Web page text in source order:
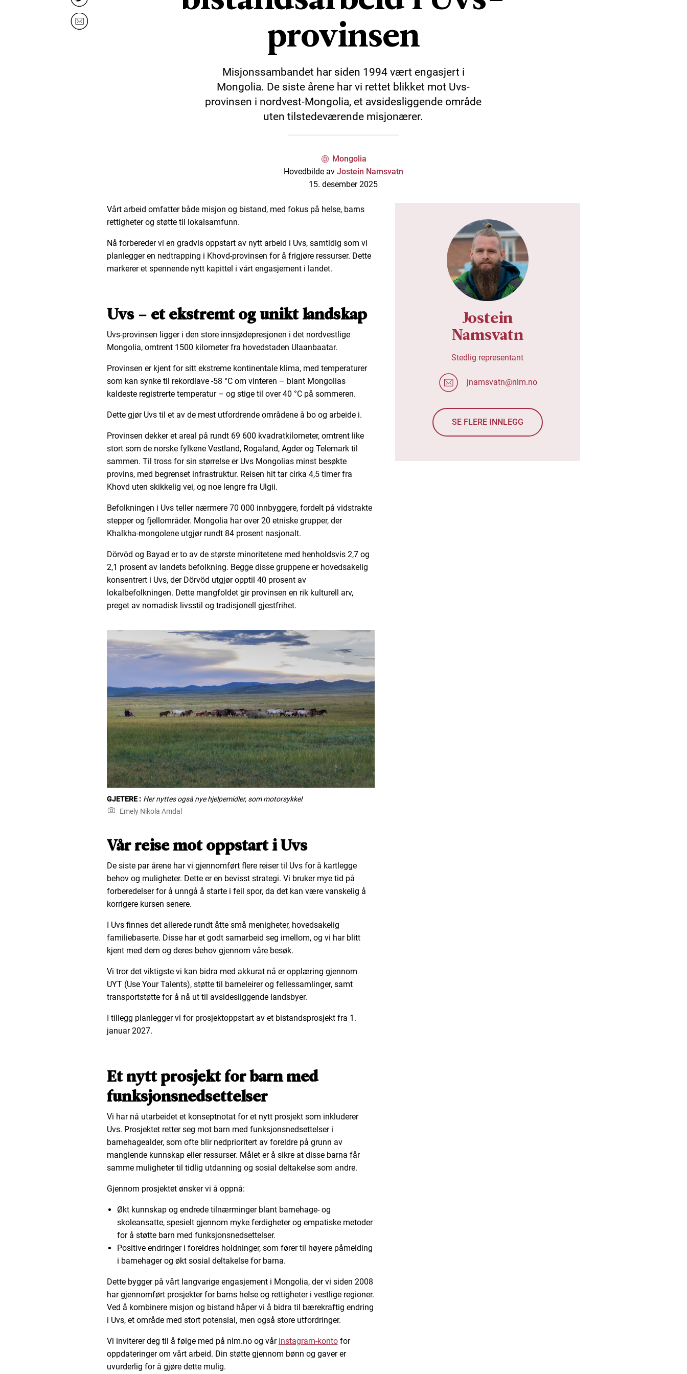
provinsen
Misjonssambandet har siden 1994 vært engasjert i
Mongolia. De siste årene har vi rettet blikket mot Uvs-
provinsen i nordvest-Mongolia, et avsidesliggende område
uten tilstedeværende misjonærer.
Mongolia
Hovedbilde av Jostein Namsvatn
15. desember 2025
Vårt arbeid omfatter både misjon og bistand, med fokus på helse, barns
rettigheter og støtte til lokalsamfunn.
Nå forbereder vi en gradvis oppstart av nytt arbeid i Uvs, samtidig som vi
planlegger en nedtrapping i Khovd-provinsen for å frigjøre ressurser. Dette
markerer et spennende nytt kapittel i vårt engasjement i landet.
Uvs – et ekstremt og unikt landskap
Uvs-provinsen ligger i den store innsjødepresjonen i det nordvestlige
Mongolia, omtrent 1500 kilometer fra hovedstaden Ulaanbaatar.
Provinsen er kjent for sitt ekstreme kontinentale klima, med temperaturer
som kan synke til rekordlave -58 °C om vinteren – blant Mongolias
kaldeste registrerte temperatur – og stige til over 40 °C på sommeren.
Dette gjør Uvs til et av de mest utfordrende områdene å bo og arbeide i.
Provinsen dekker et areal på rundt 69 600 kvadratkilometer, omtrent like
stort som de norske fylkene Vestland, Rogaland, Agder og Telemark til
sammen. Til tross for sin størrelse er Uvs Mongolias minst besøkte
provins, med begrenset infrastruktur. Reisen hit tar cirka 4,5 timer fra
Khovd uten skikkelig vei, og noe lengre fra Ulgii.
Befolkningen i Uvs teller nærmere 70 000 innbyggere, fordelt på vidstrakte
stepper og fjellområder. Mongolia har over 20 etniske grupper, der
Khalkha-mongolene utgjør rundt 84 prosent nasjonalt.
Dörvöd og Bayad er to av de største minoritetene med henholdsvis 2,7 og
2,1 prosent av landets befolkning. Begge disse gruppene er hovedsakelig
konsentrert i Uvs, der Dörvöd utgjør opptil 40 prosent av
lokalbefolkningen. Dette mangfoldet gir provinsen en rik kulturell arv,
preget av nomadisk livsstil og tradisjonell gjestfrihet.
GJETERE : Her nyttes også nye hjelpemidler, som motorsykkel
Emely Nikola Amdal
Vår reise mot oppstart i Uvs
De siste par årene har vi gjennomført flere reiser til Uvs for å kartlegge
behov og muligheter. Dette er en bevisst strategi. Vi bruker mye tid på
forberedelser for å unngå å starte i feil spor, da det kan være vanskelig å
korrigere kursen senere.
I Uvs finnes det allerede rundt åtte små menigheter, hovedsakelig
familiebaserte. Disse har et godt samarbeid seg imellom, og vi har blitt
kjent med dem og deres behov gjennom våre besøk.
Vi tror det viktigste vi kan bidra med akkurat nå er opplæring gjennom
UYT (Use Your Talents), støtte til barneleirer og fellessamlinger, samt
transportstøtte for å nå ut til avsidesliggende landsbyer.
I tillegg planlegger vi for prosjektoppstart av et bistandsprosjekt fra 1.
januar 2027.
Et nytt prosjekt for barn med
funksjonsnedsettelser
Vi har nå utarbeidet et konseptnotat for et nytt prosjekt som inkluderer
Uvs. Prosjektet retter seg mot barn med funksjonsnedsettelser i
barnehagealder, som ofte blir nedprioritert av foreldre på grunn av
manglende kunnskap eller ressurser. Målet er å sikre at disse barna får
samme muligheter til tidlig utdanning og sosial deltakelse som andre.
Gjennom prosjektet ønsker vi å oppnå:
Økt kunnskap og endrede tilnærminger blant barnehage- og
skoleansatte, spesielt gjennom myke ferdigheter og empatiske metoder
for å støtte barn med funksjonsnedsettelser.
Positive endringer i foreldres holdninger, som fører til høyere påmelding
i barnehager og økt sosial deltakelse for barna.
Dette bygger på vårt langvarige engasjement i Mongolia, der vi siden 2008
har gjennomført prosjekter for barns helse og rettigheter i vestlige regioner.
Ved å kombinere misjon og bistand håper vi å bidra til bærekraftig endring
i Uvs, et område med stort potensial, men også store utfordringer.
Vi inviterer deg til å følge med på nlm.no og vår instagram-kontofor
oppdateringer om vårt arbeid. Din støtte gjennom bønn og gaver er
uvurderlig for å gjøre dette mulig.
Jostein
Namsvatn
Stedlig representant
jnamsvatn@nlm.no
SE FLERE INNLEGG